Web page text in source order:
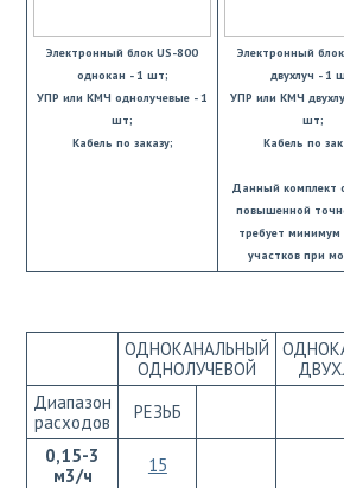
Электронный блок US-800
однокан - 1 шт;
УПР или КМЧ однолучевые - 1
шт;
Кабель по заказу;
Электронный
двухлуч - 1
УПР или КМЧ
шт;
Кабель по
Данный комплект
повышенной
требует
участков при
ОДНОКАНАЛЬНЫЙ
ОДНОЛУЧЕВОЙ
Диапазон
расходов
РЕЗЬБ
0,15-3
м3/ч
15